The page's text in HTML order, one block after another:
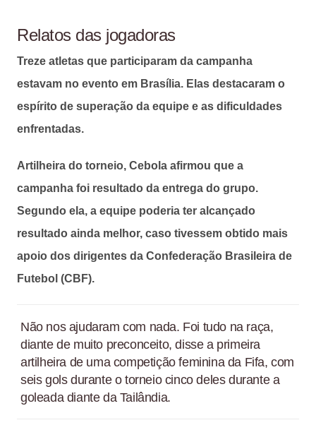
Relatos das jogadoras
Treze atletas que participaram da campanha
estavam no evento em Brasília. Elas destacaram o
espírito de superação da equipe e as dificuldades
enfrentadas.
Artilheira do torneio, Cebola afirmou que a
campanha foi resultado da entrega do grupo.
Segundo ela, a equipe poderia ter alcançado
resultado ainda melhor, caso tivessem obtido mais
apoio dos dirigentes da Confederação Brasileira de
Futebol (CBF).
Não nos ajudaram com nada. Foi tudo na raça,
diante de muito preconceito, disse a primeira
artilheira de uma competição feminina da Fifa, com
seis gols durante o torneio cinco deles durante a
goleada diante da Tailândia.